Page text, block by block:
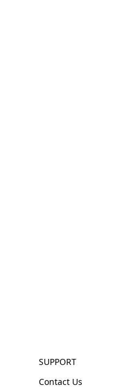
SUPPORT
Contact Us